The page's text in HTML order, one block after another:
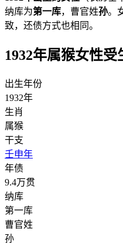
纳库为第一库，曹官姓孙。
致，还债方式也相同。
1932年属猴女性受
出生年份
1932年
生肖
属猴
干支
壬申年
年债
9.4万贯
纳库
第一库
曹官姓
孙